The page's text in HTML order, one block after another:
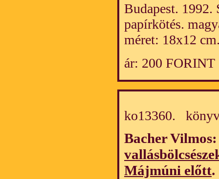
Budapest.
papírkötés.
méret: 18x12
ár: 200 FORINT
ko13360.
Bacher Vilmos:
Májmúni előtt.